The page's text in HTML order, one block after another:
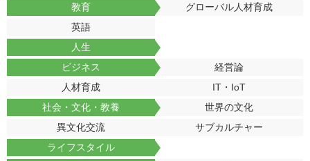
教育
グローバル人材育成
英語
人生
ビジネス
経営論
人材育成
IT・IoT
社会・文化・教養
世界の文化
異文化交流
サブカルチャー
ライフスタイル